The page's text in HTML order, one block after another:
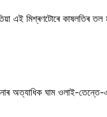
এই মিশ্ৰণটোৰে
অত্যাধিক ঘাম ওলাই-